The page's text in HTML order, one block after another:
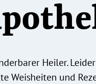
Heiler.
Weisheiten und